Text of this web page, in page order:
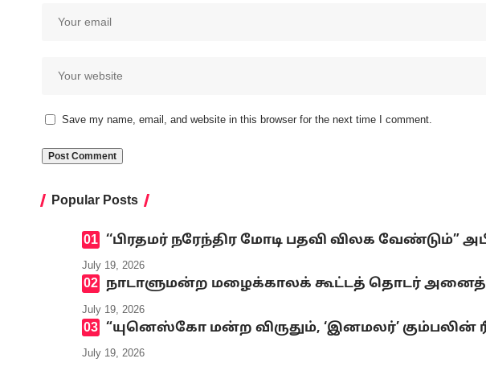
Save my name, email, and website in this browser for the next time I comment.
Popular Posts
‘‘பிரதமர் நரேந்திர மோடி பதவி விலக வேண்டும்”
July 19, 2026
நாடாளுமன்ற மழைக்காலக் கூட்டத் தொடர்
July 19, 2026
“யுனெஸ்கோ மன்ற விருதும், ‘இனமலர்’ கும்பலின்
July 19, 2026